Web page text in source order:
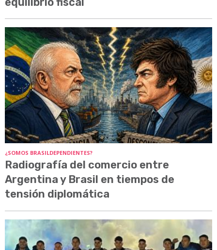
¿SOMOS BRASILDEPENDIENTES?
Radiografía del comercio entre
Argentina y Brasil en tiempos de
tensión diplomática